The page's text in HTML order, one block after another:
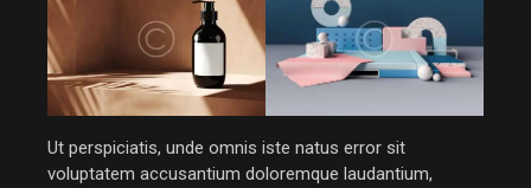
Ut perspiciatis, unde omnis iste natus error sit
voluptatem accusantium doloremque laudantium,